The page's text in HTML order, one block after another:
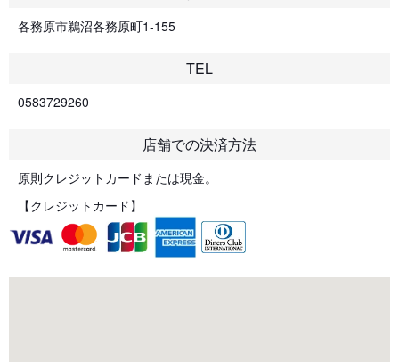
各務原市鵜沼各務原町1-155
TEL
0583729260
店舗での決済方法
原則クレジットカードまたは現金。
【クレジットカード】